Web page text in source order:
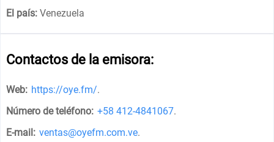
El país: Venezuela
Contactos de la emisora:
Web: https://oye.fm/.
Número de teléfono: +58 412-4841067.
E-mail: ventas@oyefm.com.ve.